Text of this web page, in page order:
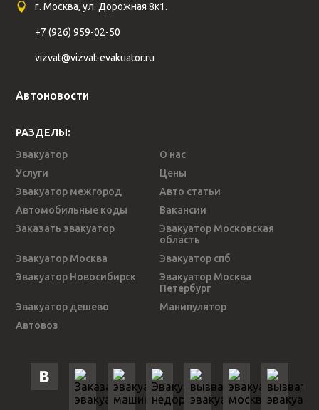
г. Москва, ул. Дорожная 8к1.
+7 (926) 959-02-50
vizvat@vizvat-evakuator.ru
Автоновости
РАЗДЕЛЫ:
Эвакуатор
О нас
Услуги
Цены
Эвакуатор межгород
Авто статьи
Автомобильные коды
Вакансии
Заказать эвакуатор
Эвакуатор Московская
область
Эвакуатор Москва
Эвакуатор спб
Эвакуатор Новосибирск
Эвакуатор Москва
Петербург
Эвакуатор дешево
Манипулятор
Автовоз